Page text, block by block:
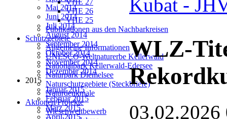
VHE 27
VHE 26
VHE 25
Publikationen aus den Nachbarkreisen
Schutzgebiete
Allgemeine Informationen
UNESCO-Weltnaturerbe Kellerwald
Nationalpark Kellerwald-Edersee
Naturpark Diemelsee
Naturschutzgebiete (Steckbriefe)
Naturdenkmale
Aktionen/Projekte
Wiesenwettbewerb
Mai 2014
Juni 2014
Juli 2014
August 2014
September 2014
Oktober 2014
November 2014
Dezember 2014
2015
Januar 2015
Februar 2015
März 2015
April 2015
Kubat -
WLZ-
03.02.2026